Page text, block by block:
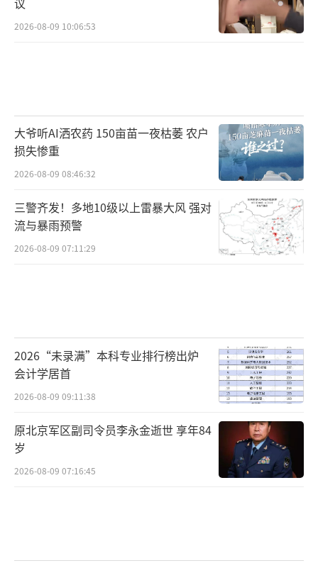
2026-08-09 10:06:53
大爷听AI洒农药 150亩苗一夜枯萎 农户
损失惨重
2026-08-09 08:46:32
三警齐发！多地10级以上雷暴大风 强对
流与暴雨预警
2026-08-09 07:11:29
2026“未录满”本科专业排行榜出炉
会计学居首
2026-08-09 09:11:38
原北京军区副司令员李永金逝世 享年84
岁
2026-08-09 07:16:45